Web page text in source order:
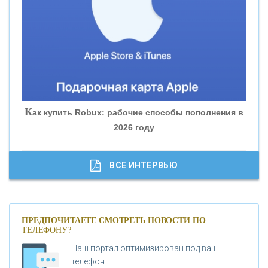
«БАНК ГЛОБЭКС»
«СОВКОМБАНК»
«ГАЗПРОМБАНК»
«МОСКОВСКИЙ КРЕДИТНЫЙ БАНК»
Как купить Robux: рабочие способы пополнения в
2026 году
ВСЕ ИНТЕРВЬЮ
ПРЕДПОЧИТАЕТЕ СМОТРЕТЬ НОВОСТИ ПО
ТЕЛЕФОНУ?
Наш портал оптимизирован под ваш
телефон.